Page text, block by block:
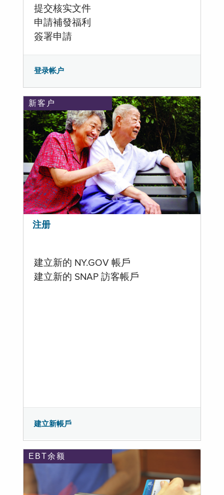
提交核实文件
申請補發福利
簽署申請
登录帐户
新客户
注册
建立新的 NY.GOV 帳戶
建立新的 SNAP 訪客帳戶
建立新帳戶
EBT余额